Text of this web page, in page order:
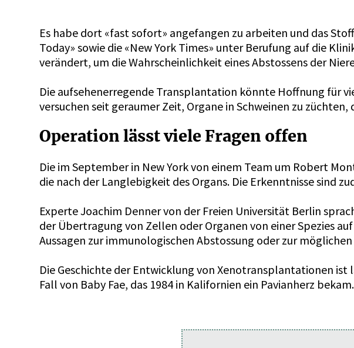
Es habe dort «fast sofort» angefangen zu arbeiten und das
Today» sowie die «New York Times» unter Berufung auf die
verändert, um die Wahrscheinlichkeit eines Abstossens der
Die aufsehenerregende Transplantation könnte Hoffnung für
versuchen seit geraumer Zeit, Organe in Schweinen zu
Operation lässt viele Fragen offen
Die im September in New York von einem Team um Robert
die nach der Langlebigkeit des Organs. Die Erkenntnisse sind
Experte Joachim Denner von der Freien Universität Berlin
der Übertragung von Zellen oder Organen von einer Spezies
Aussagen zur immunologischen Abstossung oder zur
Die Geschichte der Entwicklung von Xenotransplantationen
Fall von Baby Fae, das 1984 in Kalifornien ein Pavianherz